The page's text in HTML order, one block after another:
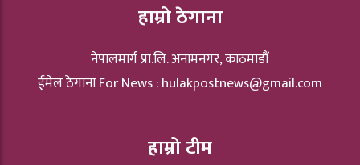
हाम्रो ठेगाना
नेपालमार्ग प्रा.लि. अनामनगर, काठमाडौं
ईमेल ठेगाना For News :hulakpostnews@gmail.com
हाम्रो टीम